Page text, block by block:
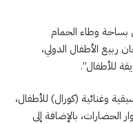
بساحة وطاء الحمام
ربيع الأطفال الدولي،
للأطفال”.
وغنائية (كورال) للأطفال،
الحضارات، بالإضافة إلى